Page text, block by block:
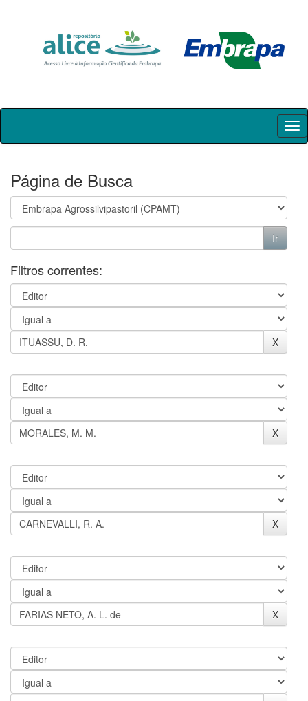
Skip
Página de Busca
Filtros correntes: